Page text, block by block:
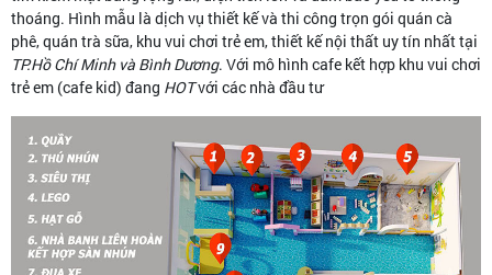
thoáng. Hình mẫu là dịch vụ thiết kế và thi công trọn gói quán cà
phê, quán trà sữa, khu vui chơi trẻ em, thiết kế nội thất uy tín nhất tại
TP.Hồ Chí Minh và Bình Dương. Với mô hình cafe kết hợp khu vui chơi
trẻ em (cafe kid) đang HOTvới các nhà đầu tư